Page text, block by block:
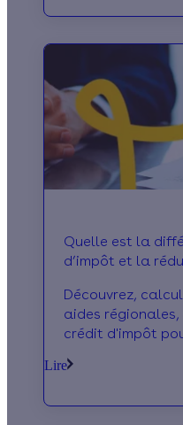
Quelle est la
d’impôt et la
Découvrez,
aides
crédit d'impôt
Lire